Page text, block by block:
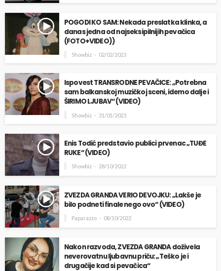
POGODI KO SAM: Nekada preslatka klinka, a
danas jedna od najseksipilnijih pevačica
(FOTO+VIDEO))
Showbiz 02/02/2023
Ispovest TRANSRODNE PEVAČICE: „Potrebna
sam balkanskoj muzičkoj sceni, idemo dalje i
ŠIRIMO LJUBAV“ (VIDEO)
Showbiz 31/01/2023
Enis Todić predstavio publici prvenac „TUĐE
RUKE“ (VIDEO)
Showbiz 28/10/2022
ZVEZDA GRANDA VERIO DEVOJKU: „Lakše je
bilo podneti finale nego ovo“ (VIDEO)
Paparazzo 08/10/2022
Nakon razvoda, ZVEZDA GRANDA doživela
neverovatnu ljubavnu priču: „Teško je i
drugačije kad si pevačica“